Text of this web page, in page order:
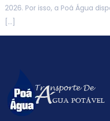
2026. Por isso, a Poá Água
[…]